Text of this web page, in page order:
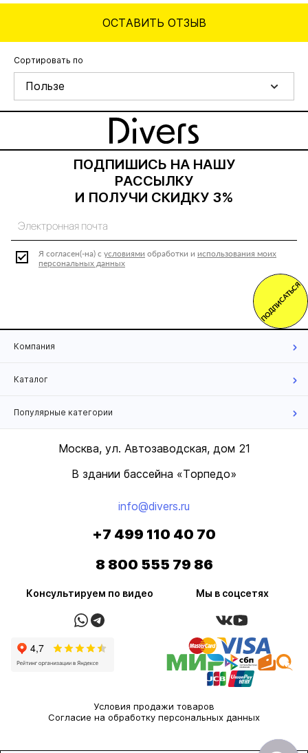
ОСТАВИТЬ ОТЗЫВ
Сортировать по
Пользе
ПОДПИШИСЬ НА НАШУ
РАССЫЛКУ
И ПОЛУЧИ СКИДКУ 3%
Я согласен(-на) с условиями обработки и использования моих
персональных данных
ПОДПИСАТЬСЯ
Компания
Каталог
Популярные категории
Москва, ул. Автозаводская, дом 21
В здании бассейна «Торпедо»
info@divers.ru
Консультируем по видео Мы в соцсетях
+7 499 110 40 70
8 800 555 79 86
Условия продажи товаров
Согласие на обработку персональных данных